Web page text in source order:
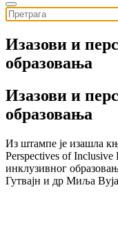
Изазови и
образовања
Изазови и
образовања
Из штампе је изашла
Perspectives оf Inclusive
инклузивног
Гутвајн и др Миља